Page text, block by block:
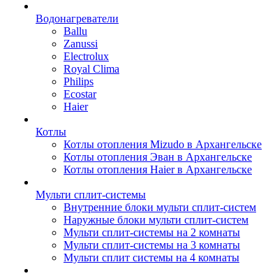
Водонагреватели
Ballu
Zanussi
Electrolux
Royal Clima
Philips
Ecostar
Haier
Котлы
Котлы отопления Mizudo в Архангельске
Котлы отопления Эван в Архангельске
Котлы отопления Haier в Архангельске
Мульти сплит-системы
Внутренние блоки мульти сплит-систем
Наружные блоки мульти сплит-систем
Мульти сплит-системы на 2 комнаты
Мульти сплит-системы на 3 комнаты
Мульти сплит системы на 4 комнаты